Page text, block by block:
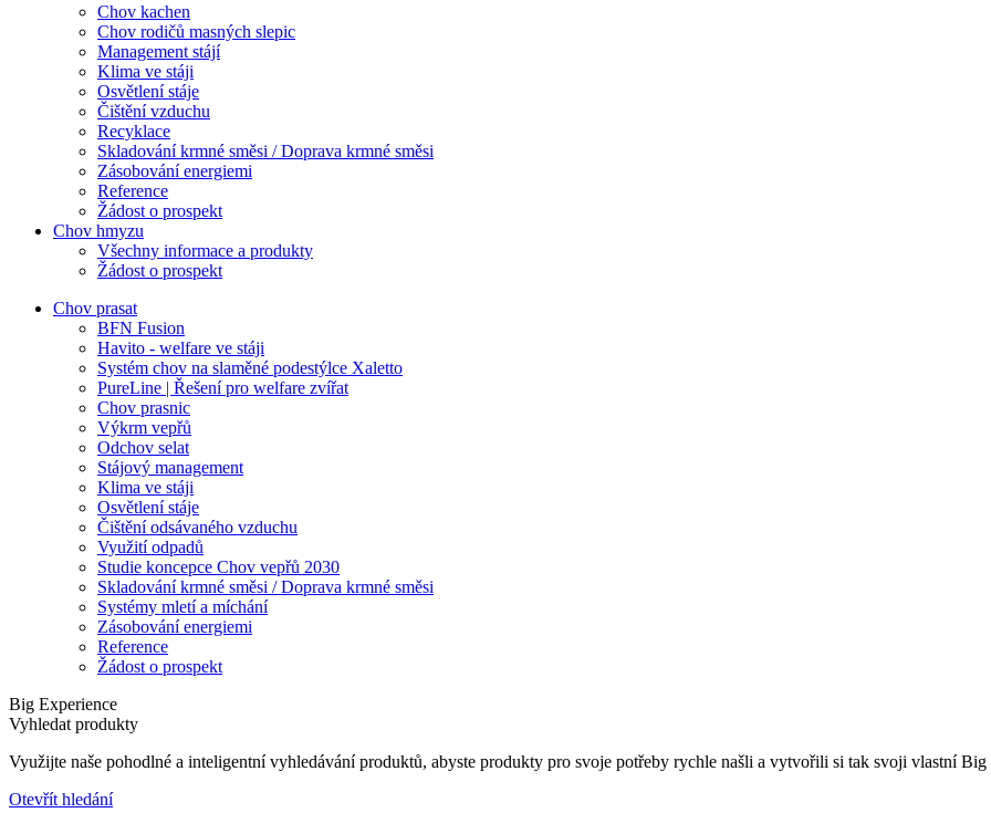
Chov kachen
Chov rodičů masných slepic
Management stájí
Klima ve stáji
Osvětlení stáje
Čištění vzduchu
Recyklace
Skladování krmné směsi / Doprava krmné směsi
Zásobování energiemi
Reference
Žádost o prospekt
Chov hmyzu
Všechny informace a produkty
Žádost o prospekt
Chov prasat
BFN Fusion
Havito - welfare ve stáji
Systém chov na slaměné podestýlce Xaletto
PureLine | Řešení pro welfare zvířat
Chov prasnic
Výkrm vepřů
Odchov selat
Stájový management
Klima ve stáji
Osvětlení stáje
Čištění odsávaného vzduchu
Využití odpadů
Studie koncepce Chov vepřů 2030
Skladování krmné směsi / Doprava krmné směsi
Systémy mletí a míchání
Zásobování energiemi
Reference
Žádost o prospekt
Big Experience
Vyhledat produkty
Využijte naše pohodlné a inteligentní vyhledávání produktů, abyste produkty pro svoje potřeby rychle našli a vytvořili si tak svoji vlastní Big
Otevřít hledání